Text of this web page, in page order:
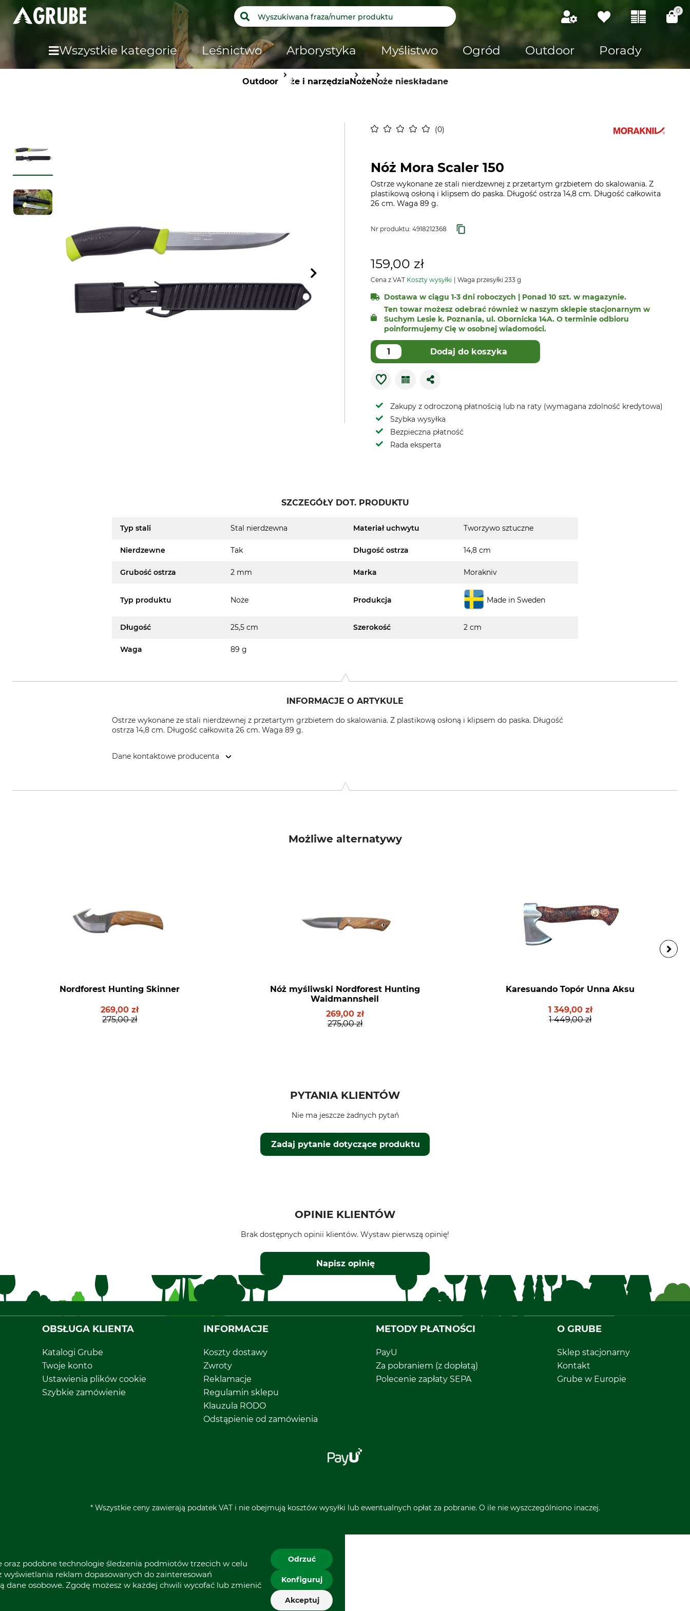
0
Wszystkie kategorie Leśnictwo Arborystyka Myślistwo Ogród Outdoor Porady
OutdoorNoże i narzędziaNożeNoże nieskładane
0
Nóż Mora Scaler 150
Ostrze wykonane ze stali nierdzewnej z przetartym grzbietem do skalowania. Z
plastikową osłoną i klipsem do paska. Długość ostrza 14,8 cm. Długość całkowita
26 cm. Waga 89 g.
Nr produktu: 4918212368
159,00 zł
Cena z VAT Koszty wysyłki Waga przesyłki 233 g
Dostawa w ciągu 1-3 dni roboczych | Ponad 10 szt. w magazynie.
Ten towar możesz odebrać również w naszym sklepie stacjonarnym w
Suchym Lesie k. Poznania, ul. Obornicka 14A. O terminie odbioru
poinformujemy Cię w osobnej wiadomości.
Dodaj do koszyka
Zakupy z odroczoną płatnością lub na raty (wymagana zdolność kredytowa)
Szybka wysyłka
Bezpieczna płatność
Rada eksperta
SZCZEGÓŁY DOT. PRODUKTU
Typ stali Stal nierdzewna Materiał uchwytu Tworzywo sztuczne
Nierdzewne Tak Długość ostrza 14,8 cm
Grubość ostrza 2 mm Marka Morakniv
Typ produktu Noże Produkcja Made in Sweden
Długość 25,5 cm Szerokość 2 cm
Waga 89 g
INFORMACJE O ARTYKULE
Ostrze wykonane ze stali nierdzewnej z przetartym grzbietem do skalowania. Z plastikową osłoną i klipsem do paska. Długość
ostrza 14,8 cm. Długość całkowita 26 cm. Waga 89 g.
Dane kontaktowe producenta
Możliwe alternatywy
Nordforest Hunting Skinner
269,00 zł
275,00 zł
Nóż myśliwski Nordforest Hunting
Waidmannsheil
269,00 zł
275,00 zł
Karesuando Topór Unna Aksu
1 349,00 zł
1 449,00 zł
PYTANIA KLIENTÓW
Zadaj pytanie dotyczące produktu
Nie ma jeszcze żadnych pytań
OPINIE KLIENTÓW
Brak dostępnych opinii klientów. Wystaw pierwszą opinię!
Napisz opinię
OBSŁUGA KLIENTA
Katalogi Grube
Twoje konto
Ustawienia plików cookie
Szybkie zamówienie
INFORMACJE
Koszty dostawy
Zwroty
Reklamacje
Regulamin sklepu
Klauzula RODO
Odstąpienie od zamówienia
METODY PŁATNOŚCI
PayU
Za pobraniem (z dopłatą)
Polecenie zapłaty SEPA
O GRUBE
Sklep stacjonarny
Kontakt
Grube w Europie
* Wszystkie ceny zawierają podatek VAT i nie obejmują kosztów wysyłki lub ewentualnych opłat za pobranie. O ile nie wyszczególniono inaczej.
podobne technologie śledzenia podmiotów trzecich w celu
wyświetlania reklam dopasowanych do zainteresowań
dane osobowe. Zgodę możesz w każdej chwili wycofać lub zmienić
Odrzuć
Konfiguruj
Akceptuj